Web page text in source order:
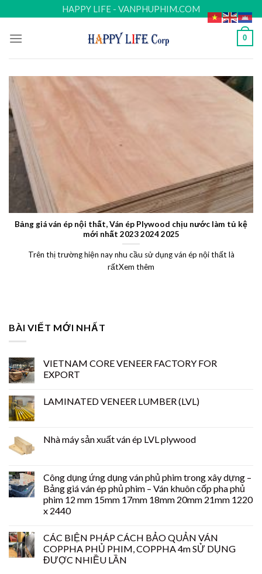
to
content
HAPPY LIFE - VANPHUPHIM.COM
0
Bảng giá ván ép nội thất, Ván ép Plywood chịu nước làm tủ kệ
mới nhất 2023 2024 2025
Trên thị trường hiện nay nhu cầu sử dụng ván ép nội thất là
rấtXem thêm
BÀI VIẾT MỚI NHẤT
VIETNAM CORE VENEER FACTORY FOR
EXPORT
LAMINATED VENEER LUMBER (LVL)
Nhà máy sản xuất ván ép LVL plywood
Công dụng ứng dụng ván phủ phim trong xây dựng –
Bảng giá ván ép phủ phim – Ván khuôn cốp pha phủ
phim 12 mm 15mm 17mm 18mm 20mm 21mm 1220
x 2440
CÁC BIỆN PHÁP CÁCH BẢO QUẢN VÁN
COPPHA PHỦ PHIM, COPPHA 4m SỬ DỤNG
ĐƯỢC NHIỀU LẦN